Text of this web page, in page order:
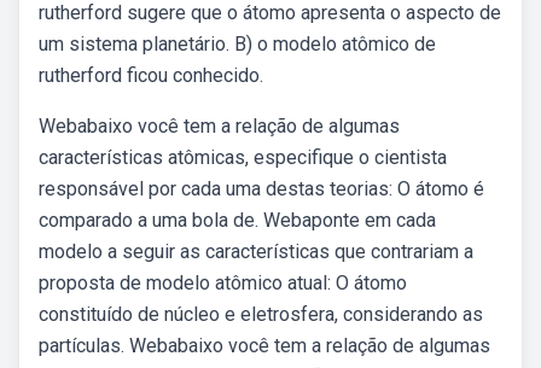
rutherford sugere que o átomo apresenta o aspecto de
um sistema planetário. B) o modelo atômico de
rutherford ficou conhecido.
Webabaixo você tem a relação de algumas
características atômicas, especifique o cientista
responsável por cada uma destas teorias: O átomo é
comparado a uma bola de. Webaponte em cada
modelo a seguir as características que contrariam a
proposta de modelo atômico atual: O átomo
constituído de núcleo e eletrosfera, considerando as
partículas. Webabaixo você tem a relação de algumas